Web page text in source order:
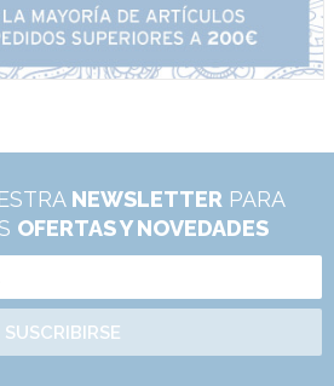
NEWSLETTER PARA
OFERTAS Y NOVEDADES
SUSCRIBIRSE